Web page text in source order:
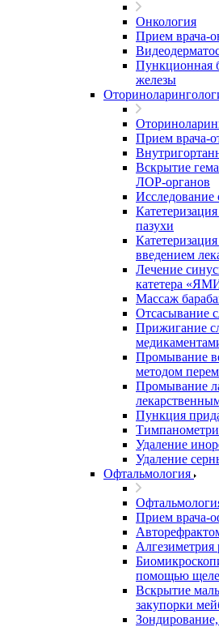
Онкология
Прием врача-
Пункционная
железы
Прием врача-
Вскрытие
ЛОР-органов
Исследование
пазухи
введением
Лечение
катетера
Массаж
Отсасывание
Прижигание
Промывание
методом
Промывание
Пункция
Удаление
Удаление
Офтальмология
Прием врача-
помощью
Вскрытие
закупорки